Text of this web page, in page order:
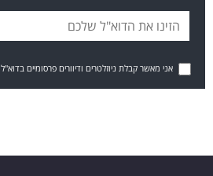
אני מאשר קבלת ניוזלטרים ודיוורים פרסומיים בדוא"ל